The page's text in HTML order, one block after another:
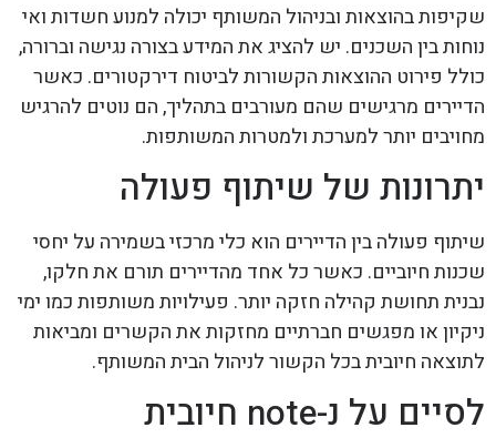
שקיפות בהוצאות ובניהול המשותף יכולה למנוע חשדות ואי
נוחות בין השכנים. יש להציג את המידע בצורה נגישה וברורה,
כולל פירוט ההוצאות הקשורות לביטוח דירקטורים. כאשר
הדיירים מרגישים שהם מעורבים בתהליך, הם נוטים להרגיש
מחויבים יותר למערכת ולמטרות המשותפות.
יתרונות של שיתוף פעולה
שיתוף פעולה בין הדיירים הוא כלי מרכזי בשמירה על יחסי
שכנות חיוביים. כאשר כל אחד מהדיירים תורם את חלקו,
נבנית תחושת קהילה חזקה יותר. פעילויות משותפות כמו ימי
ניקיון או מפגשים חברתיים מחזקות את הקשרים ומביאות
לתוצאה חיובית בכל הקשור לניהול הבית המשותף.
לסיים על נ-note חיובית